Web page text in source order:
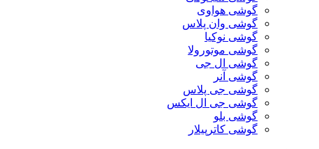
گوشی هواوی
گوشی وان پلاس
گوشی نوکیا
گوشی موتورولا
گوشی ال جی
گوشی آنر
گوشی جی پلاس
گوشی جی ال ایکس
گوشی بلو
گوشی کاترپیلار